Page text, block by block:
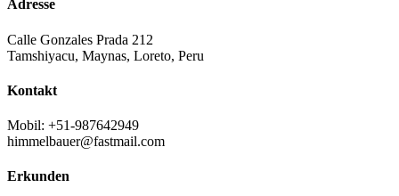
Adresse
Calle Gonzales Prada 212
Tamshiyacu, Maynas, Loreto, Peru
Kontakt
Mobil: +51-987642949
himmelbauer@fastmail.com
Erkunden